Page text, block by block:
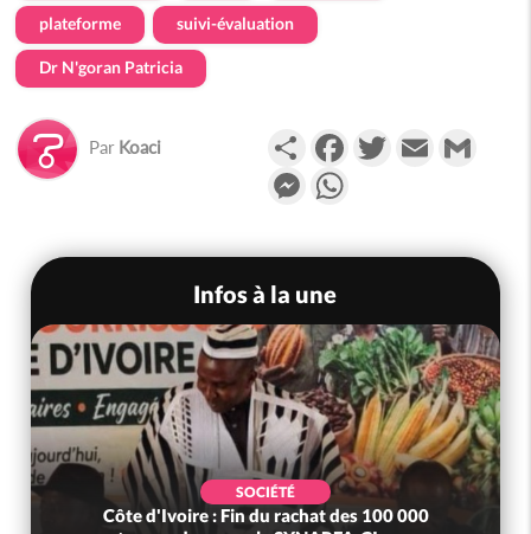
plateforme suivi-évaluation
Dr N'goran Patricia
Par Koaci PartagerFacebookTwitterEmail
Messenger
Infos à la une
des 100 000
SOCIÉTÉ
Côte d'Ivoire : MIRAH, bras de